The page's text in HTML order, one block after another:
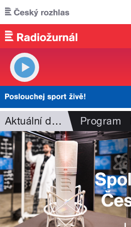
Přejít k hlavnímu obsahu
Aktuální dění Program